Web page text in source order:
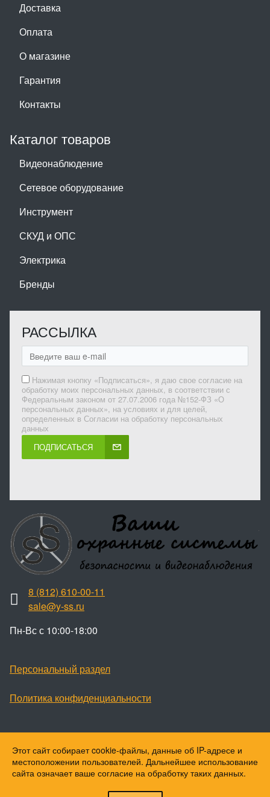
Доставка
Оплата
О магазине
Гарантия
Контакты
Каталог товаров
Видеонаблюдение
Сетевое оборудование
Инструмент
СКУД и ОПС
Электрика
Бренды
РАССЫЛКА
Нажимая кнопку «Подписаться», я даю свое согласие на
обработку моих персональных данных, в соответствии с
Федеральным законом от 27.07.2006 года №152-ФЗ «О
персональных данных», на условиях и для целей,
определенных в Согласии на обработку персональных
данных
ПОДПИСАТЬСЯ
8 (812) 610-00-11
sale@y-ss.ru
Пн-Вс с 10:00-18:00
Персональный раздел
Политика конфиденциальности
Наверх
© Ваши охранные системы, 2026
Этот сайт собирает cookie-файлы, данные об IP-адресе и
местоположении пользователей. Дальнейшее использование
сайта означает ваше согласие на обработку таких данных.